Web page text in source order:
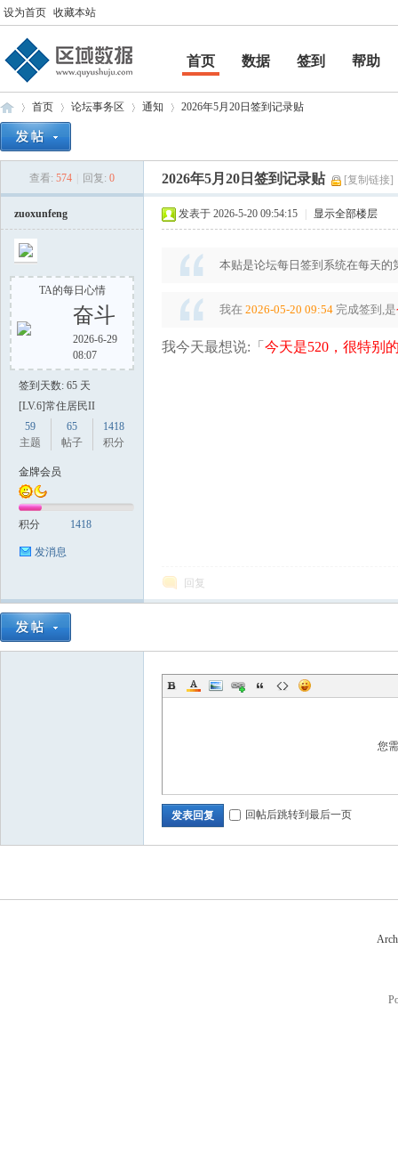
设为首页 收藏本站
首页 数据 签到
帮助
帮助
域
首页
›
论坛事务区 通知
›
2026年5月20日签到记录贴
查看: 574 回复: 0 2026年5月20日签到记录贴 [复制链接]
zuoxunfeng
TA的每日心情
奋斗
2026-6-29
08:07
签到天数: 65 天
[LV.6]常住居民II
59
主题
65
帖子
1418
积分
金牌会员
积分 1418
发消息
发表于 2026-5-20 09:54:15 显示全部楼层
本贴是论坛每日签到系统在每天
我在 2026-05-20 09:54 完成签到,是
我今天最想说:「 今天是520，很特别
回复
您
发表回复 回帖后跳转到最后一页